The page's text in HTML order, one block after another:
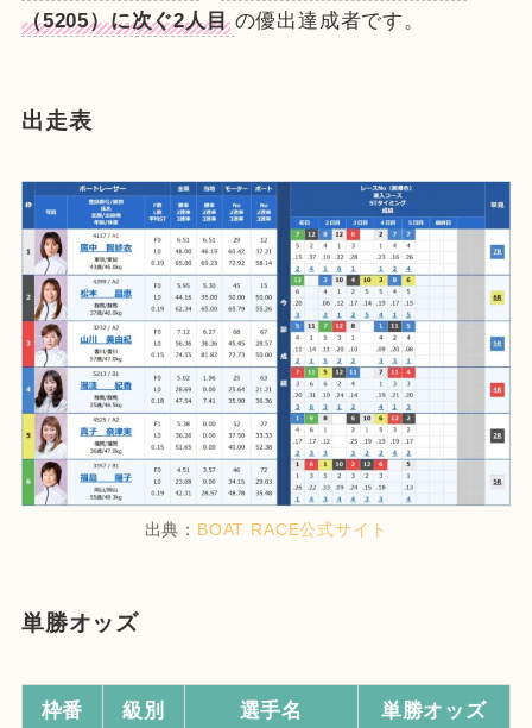
（5205）に次ぐ2人目 の優出達成者です。
出走表
出典： BOAT RACE公式サイト
単勝オッズ
枠番 級別 選手名 単勝オッズ